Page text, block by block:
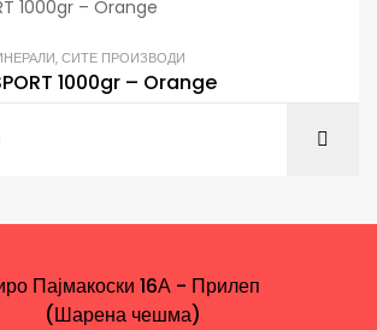
,СИТЕ ПРОИЗВОДИ
1000gr – Orange
Пајмакоски 16А - Прилеп
(Шарена чешма)